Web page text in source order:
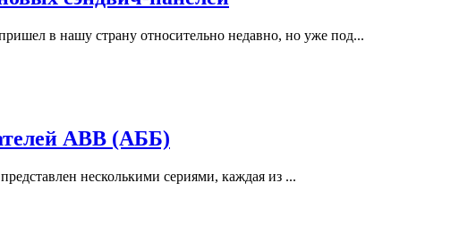
в нашу страну относительно недавно, но уже под...
АВВ (АББ)
несколькими сериями, каждая из ...